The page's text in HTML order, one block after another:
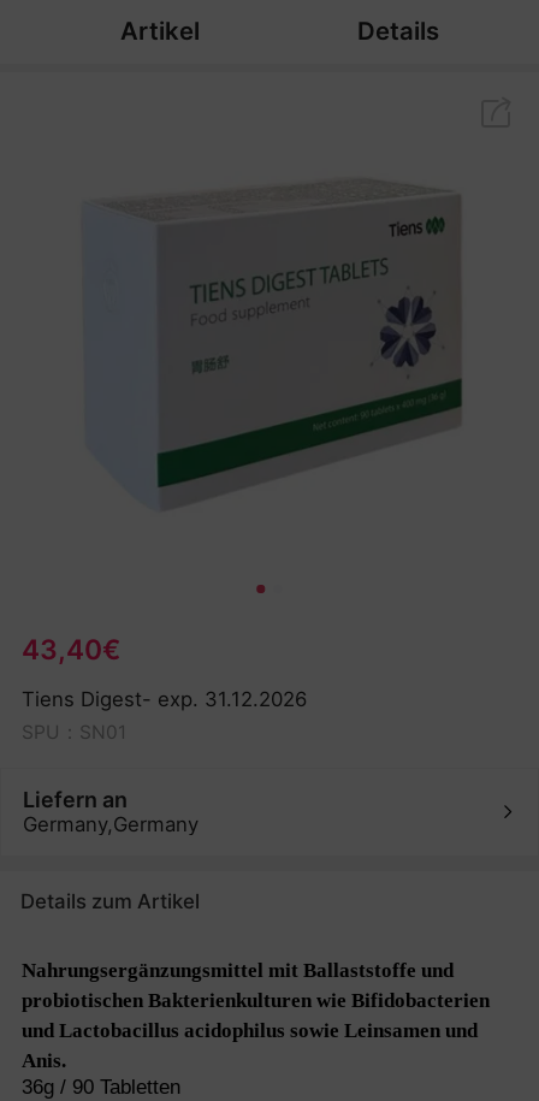
Artikel Details
43,40€
Tiens Digest- exp. 31.12.2026
SPU：SN01
Liefern an
Germany,Germany
Details zum Artikel
Nahrungsergänzungsmittel mit Ballaststoffe und
probiotischen Bakterienkulturen wie Bifidobacterien
und Lactobacillus acidophilus sowie Leinsamen und
Anis.
36g / 90 Tabletten